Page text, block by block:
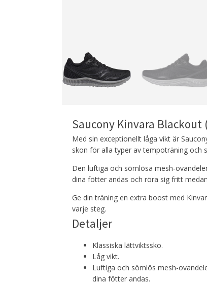
Saucony Kinvara Blackout
Med sin exceptionellt låga vikt är
skon för alla typer av tempoträning och
Den luftiga och sömlösa mesh-
dina fötter andas och röra sig fritt
Ge din träning en extra boost med
varje steg.
Detaljer
Klassiska lättviktssko.
Låg vikt.
Luftiga och sömlös mesh-
dina fötter andas.